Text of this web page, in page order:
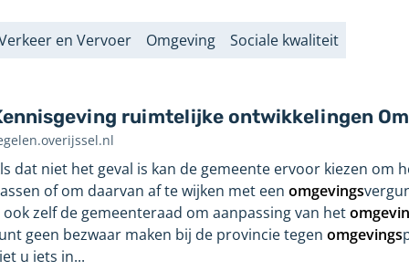
Labels en Vervoer Omgeving Sociale kwaliteit
ruimtelijke ontwikkelingen
dat niet het geval is kan de gemeente ervoor kiezen om
of om daarvan af te wijken met een omgevings
ook zelf de gemeenteraad om aanpassing van het
geen bezwaar maken bij de provincie tegen omgevings
u iets in...